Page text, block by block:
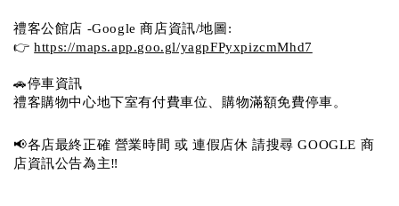
禮客公館店 -Google 商店資訊/地圖:
👉 https://maps.app.goo.gl/yagpFPyxpizcmMhd7
🚗停車資訊
禮客購物中心地下室有付費車位、購物滿額免費停車。
📢各店最終正確 營業時間 或 連假店休 請搜尋 GOOGLE 商
店資訊公告為主‼️